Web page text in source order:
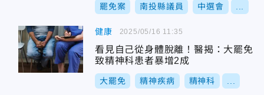
罷免案 南投縣議員 中選會
健康
看見自己從身體脫離！醫揭：大罷免
致精神科患者暴增2成
大罷免 精神疾病 精神科
2025/05/16 11:35